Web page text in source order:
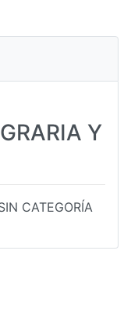
Y
CATEGORÍA